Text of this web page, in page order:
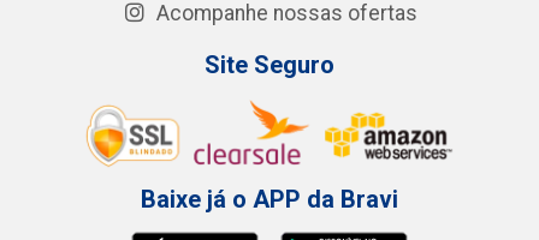
Acompanhe nossas ofertas
Site Seguro
Baixe já o APP da Bravi